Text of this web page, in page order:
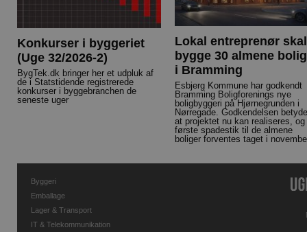
Konkurser i byggeriet
(Uge 32/2026-2)
BygTek.dk bringer her et udpluk af
de i Statstidende registrerede
konkurser i byggebranchen de
seneste uger
Lokal entreprenør skal
bygge 30 almene
i Bramming
Esbjerg Kommune har godkendt
Bramming Boligforenings nye
boligbyggeri på Hjørnegrunden i
Nørregade. Godkendelsen
at projektet nu kan realiseres, og
første spadestik til de almene
boliger forventes taget i
Byggeri
Emballage
Lager & Transport
IT & Telekommunikation